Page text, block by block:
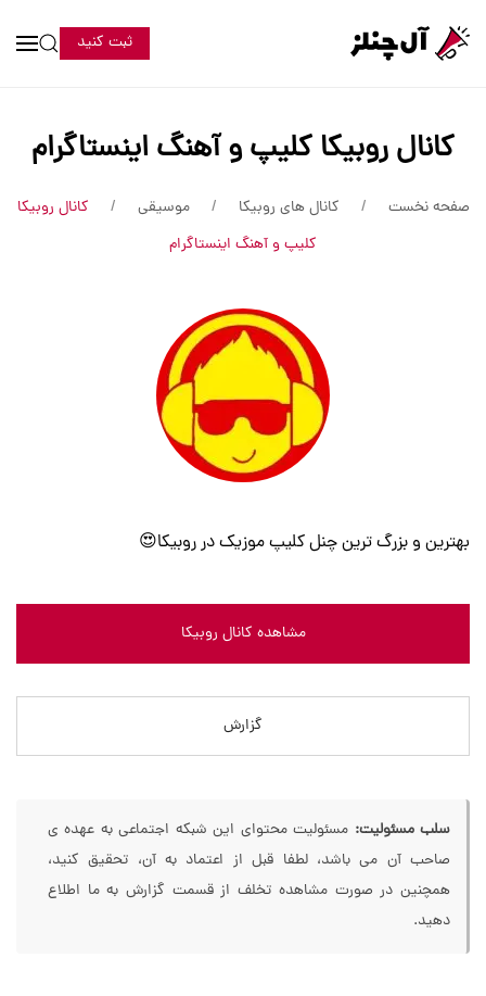
ثبت کنید
کانال روبیکا کلیپ و آهنگ اینستاگرام
صفحه نخست کانال های روبیکا موسیقی
کانال روبیکا
کلیپ و آهنگ اینستاگرام
بهترین و بزرگ ترین چنل کلیپ موزیک در روبیکا😍
مشاهده کانال روبیکا
گزارش
سلب مسئولیت: مسئولیت محتوای این شبکه اجتماعی به عهده ی
صاحب آن می باشد، لطفا قبل از اعتماد به آن، تحقیق کنید،
همچنین در صورت مشاهده تخلف از قسمت گزارش به ما اطلاع
دهید.